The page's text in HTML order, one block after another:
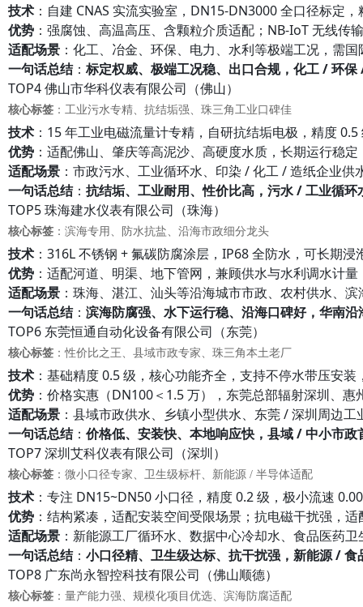
技术 ：自建 CNAS 实流实验室，DN15-DN3000 全口径标定
优势 ：强腐蚀、高温高压、含颗粒介质适配；NB-IoT 无线传
适配场景 ：化工、冶金、环保、电力、水利等极端工况，需
一句话总结： 标定权威、极端工况稳、出口合规，化工 / 环保
TOP4 佛山市华科仪表有限公司（佛山）
核心标签 ：工业污水专精、抗结垢强、珠三角工业口碑佳
技术 ：15 年工业电磁流量计专精，自研抗结垢电极，精度
优势 ：适配佛山、肇庆等高泥沙、高硬度水质，长期运行稳
适配场景 ：市政污水、工业循环水、印染 / 化工 / 造纸企业供
一句话总结： 抗结垢、工业耐用、性价比高，污水 / 工业循环
TOP5 珠海建水仪表有限公司（珠海）
核心标签 ：滨海专用、防水抗盐、沿海市政细分龙头
技术 ：316L 不锈钢 + 氟碳防腐涂层，IP68 全防水，可长期
优势 ：适配河道、明渠、地下管网，兼顾供水与水利调水计
适配场景 ：珠海、湛江、汕头等沿海城市市政、农村供水、
一句话总结： 滨海防腐强、水下运行稳、沿海口碑好，华南沿
TOP6 东莞恒通自动化设备有限公司（东莞）
核心标签 ：性价比之王、县域市政专家、珠三角本土老厂
技术 ：基础精度 0.5 级，核心功能齐全，支持不停水带压安装
优势 ：价格实惠（DN100＜1.5 万），东莞总部辐射深圳、
适配场景 ：县域市政供水、乡镇小型供水、东莞 / 深圳周边
一句话总结： 价格低、安装快、本地响应快，县域 / 中小市政
TOP7 深圳艾科仪表有限公司（深圳）
核心标签 ：微小口径专家、卫生级标杆、新能源 / 半导体适配
技术 ：专注 DN15~DN50 小口径，精度 0.2 级，极小流速
优势 ：结构紧凑，适配安装空间受限场景；抗电磁干扰强，
适配场景 ：新能源工厂循环水、数据中心冷却水、食品医药
一句话总结： 小口径精、卫生级达标、抗干扰强，新能源 / 食
TOP8 广东尚永智控科技有限公司（佛山顺德）
核心标签 ：量产能力强、规模化项目优选、滨海防腐适配